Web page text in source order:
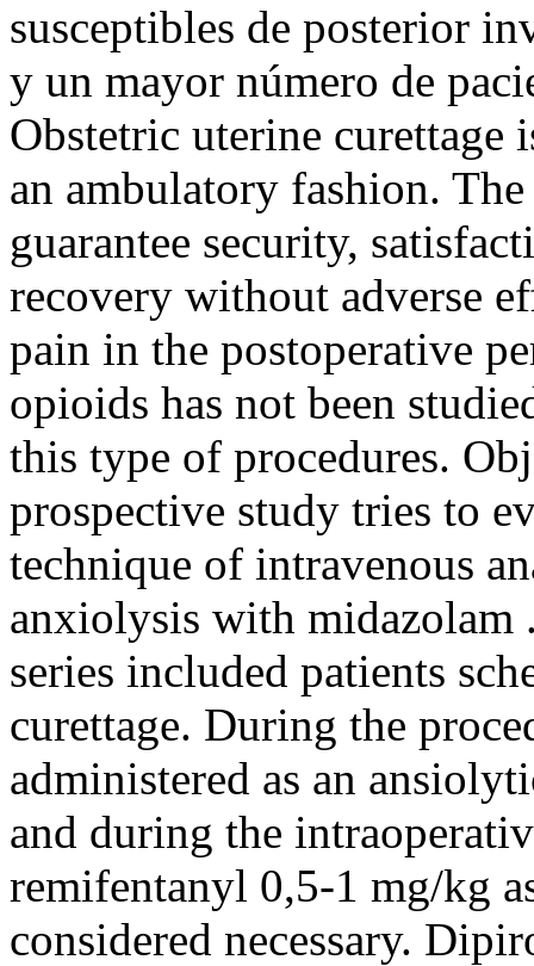
susceptibles de posterior
y un mayor número de
Obstetric uterine curettage
an ambulatory fashion.
guarantee security,
recovery without adverse
pain in the postoperative
opioids has not been
this type of procedures.
prospective study tries to
technique of intravenous
anxiolysis with midazolam
series included patients
curettage. During the
administered as an
and during the
remifentanyl 0,5-1 mg/kg
considered necessary.